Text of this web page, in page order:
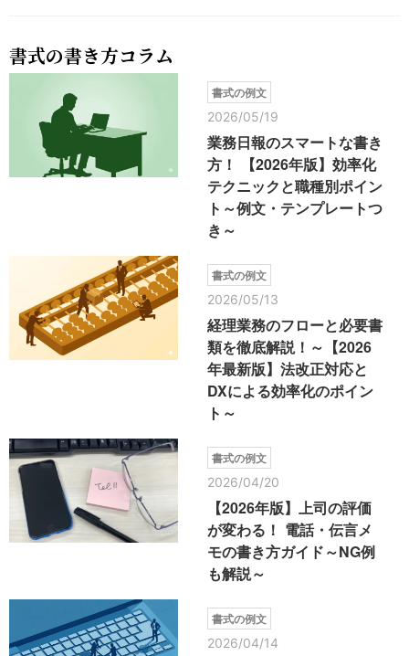
書式の書き方コラム
書式の例文
2026/05/19
業務日報のスマートな書き
方！ 【2026年版】効率化
テクニックと職種別ポイン
ト～例文・テンプレートつ
き～
書式の例文
2026/05/13
経理業務のフローと必要書
類を徹底解説！～【2026
年最新版】法改正対応と
DXによる効率化のポイン
ト～
書式の例文
2026/04/20
【2026年版】上司の評価
が変わる！ 電話・伝言メ
モの書き方ガイド～NG例
も解説～
書式の例文
2026/04/14